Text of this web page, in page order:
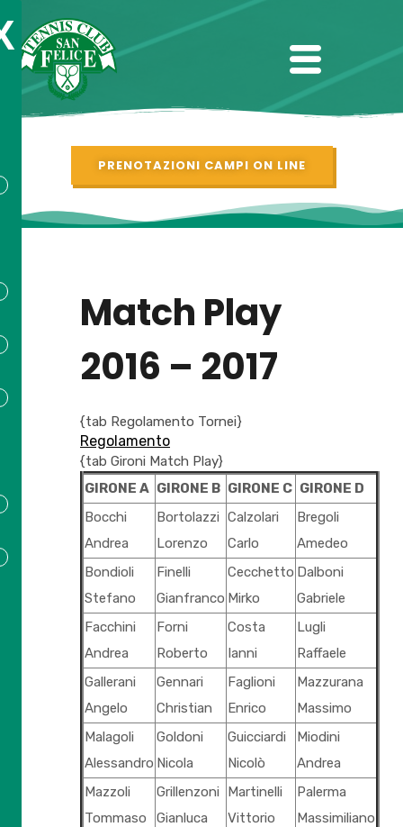
PRENOTAZIONI CAMPI ON LINE
Match Play
2016 – 2017
{tab Regolamento Tornei}
Regolamento
{tab Gironi Match Play}
GIRONE A GIRONE B GIRONE C GIRONE D
Bocchi
Andrea
Bortolazzi
Lorenzo
Calzolari
Carlo
Bregoli
Amedeo
Bondioli
Stefano
Finelli
Gianfranco
Cecchetto
Mirko
Dalboni
Gabriele
Facchini
Andrea
Forni
Roberto
Costa
Ianni
Lugli
Raffaele
Gallerani
Angelo
Gennari
Christian
Faglioni
Enrico
Mazzurana
Massimo
Malagoli
Alessandro
Goldoni
Nicola
Guicciardi
Nicolò
Miodini
Andrea
Mazzoli
Tommaso
Grillenzoni
Gianluca
Martinelli
Vittorio
Palerma
Massimiliano